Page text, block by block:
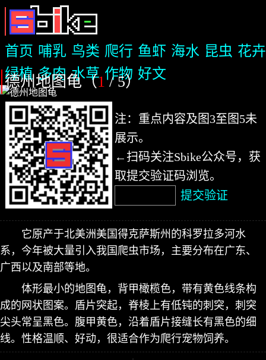
首页 哺乳 鸟类 爬行 鱼虾 海水 昆虫 花卉
绿植 多肉 水草 作物 好文
德州地图龟（1/ 5）
注：重点内容及图3至图5未
展示。
←扫码关注Sbike公众号，获
取提交验证码浏览。
提交验证
它原产于北美洲美国得克萨斯州的科罗拉多河水
系，今年被大量引入我国爬虫市场，主要分布在广东、
广西以及南部等地。
体形最小的地图龟，背甲橄榄色，带有黄色线条构
成的网状图案。盾片突起，脊棱上有低钝的刺突，刺突
尖头常呈黑色。腹甲黄色，沿着盾片接缝长有黑色的细
线。性格温顺、好动，很适合作为爬行宠物饲养。